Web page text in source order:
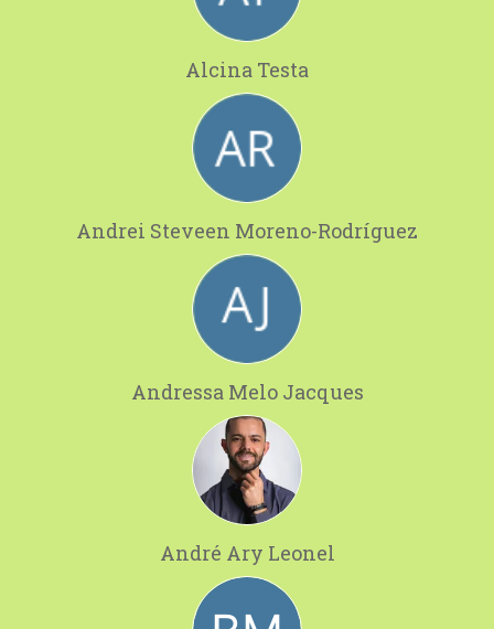
Alcina Testa
Andrei Steveen Moreno-Rodríguez
Andressa Melo Jacques
André Ary Leonel